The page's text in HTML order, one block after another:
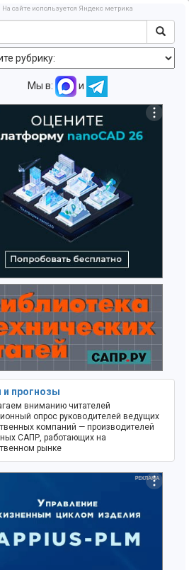
На сайте используется Яндекс метрика
Мы в: и
и прогнозы
вниманию читателей
опрос руководителей ведущих
компаний — производителей
САПР, работающих на
рынке